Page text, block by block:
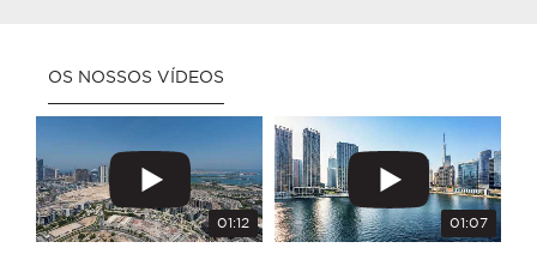
OS NOSSOS VÍDEOS
01:12 01:07